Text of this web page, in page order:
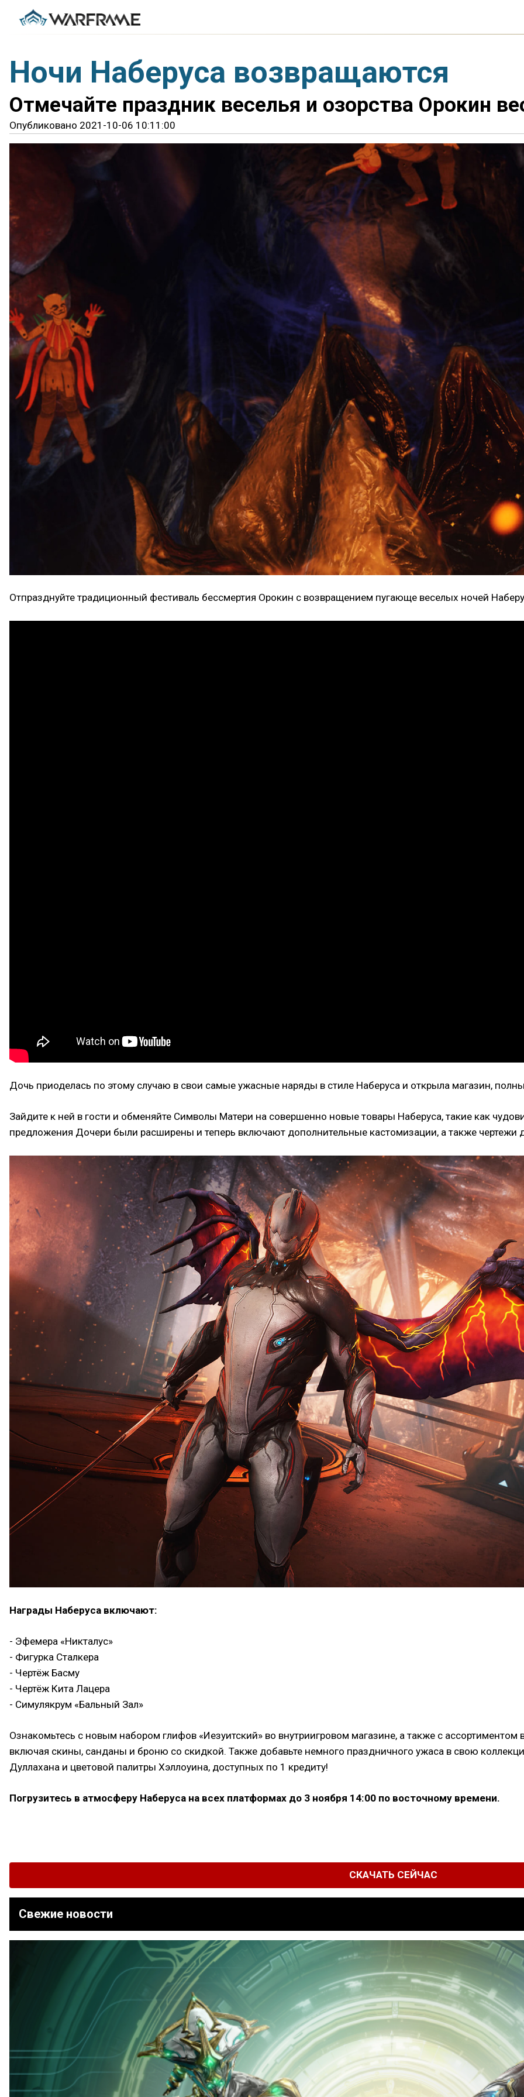
Ночи Наберуса возвращаются
Отмечайте праздник веселья и озорства Орокин
Опубликовано 2021-10-06 10:11:00
Отпразднуйте традиционный фестиваль бессмертия Орокин с возвращением пугающе веселых ночей
Дочь приоделась по этому случаю в свои самые ужасные наряды в стиле Наберуса и открыла магазин,
Зайдите к ней в гости и обменяйте Символы Матери на совершенно новые товары Наберуса, такие как
предложения Дочери были расширены и теперь включают дополнительные кастомизации, а также чертежи
Награды Наберуса включают:
- Эфемера «Никталус»
- Фигурка Сталкера
- Чертёж Басму
- Чертёж Кита Лацера
- Симулякрум «Бальный Зал»
Ознакомьтесь с новым набором глифов «Иезуитский» во внутриигровом магазине, а также с
включая скины, санданы и броню со скидкой. Также добавьте немного праздничного ужаса в свою
Дуллахана и цветовой палитры Хэллоуина, доступных по 1 кредиту!
Погрузитесь в атмосферу Наберуса на всех платформах до 3 ноября 14:00 по восточному времени.
СКАЧАТЬ СЕЙЧАС
Свежие новости